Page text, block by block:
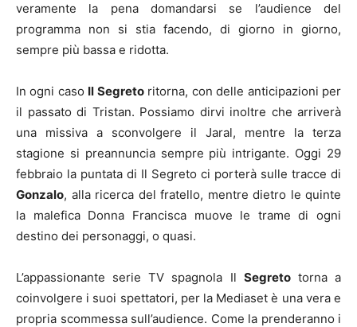
veramente la pena domandarsi se l’audience del
programma non si stia facendo, di giorno in giorno,
sempre più bassa e ridotta.
In ogni caso Il Segretoritorna, con delle anticipazioni per
il passato di Tristan. Possiamo dirvi inoltre che arriverà
una missiva a sconvolgere il Jaral, mentre la terza
stagione si preannuncia sempre più intrigante. Oggi 29
febbraio la puntata di Il Segreto ci porterà sulle tracce di
Gonzalo, alla ricerca del fratello, mentre dietro le quinte
la malefica Donna Francisca muove le trame di ogni
destino dei personaggi, o quasi.
L’appassionante serie TV spagnola Il Segretotorna a
coinvolgere i suoi spettatori, per la Mediaset è una vera e
propria scommessa sull’audience. Come la prenderanno i